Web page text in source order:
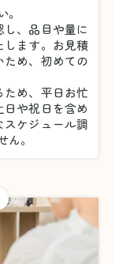
、品目や量に
します。お見積
ため、初めての
め、平日お忙
や祝日を含め
ケジュール調
。